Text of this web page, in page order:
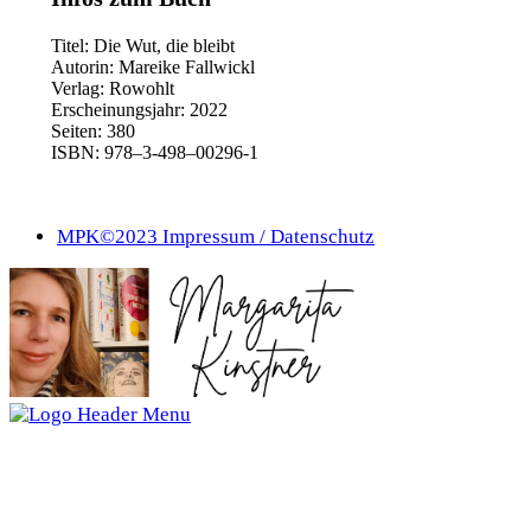
Titel: Die Wut, die bleibt
Autorin: Marei­ke Fall­wickl
Ver­lag: Rowohlt
Erschei­nungs­jahr: 2022
Sei­ten: 380
ISBN: 978–3‑498–00296‑1
28.
Februar
2023
7shoG,
Literatur
aus
anderen
Galaxien
MPK©2023 Impres­sum / Daten­schutz